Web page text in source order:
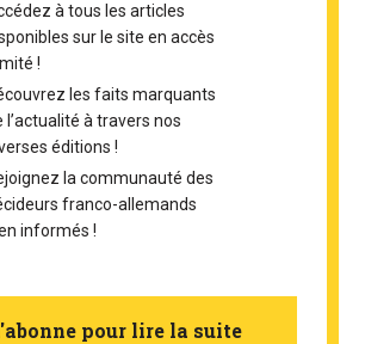
à tous les articles
sur le site en accès
!
les faits marquants
l’actualité à travers nos
éditions !
la communauté des
franco-allemands
informés !
pour lire la suite